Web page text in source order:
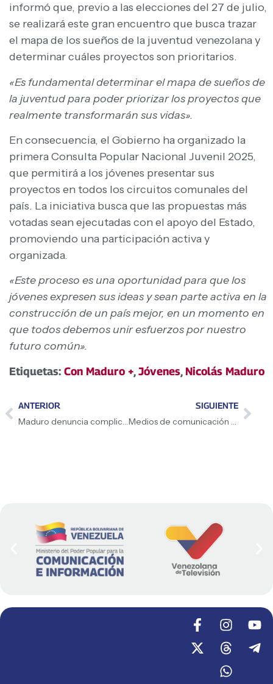
informó que, previo a las elecciones del 27 de julio,
se realizará este gran encuentro que busca trazar
el mapa de los sueños de la juventud venezolana y
determinar cuáles proyectos son prioritarios.
«Es fundamental determinar el mapa de sueños de
la juventud para poder priorizar los proyectos que
realmente transformarán sus vidas».
En consecuencia, el Gobierno ha organizado la
primera Consulta Popular Nacional Juvenil 2025,
que permitirá a los jóvenes presentar sus
proyectos en todos los circuitos comunales del
país. La iniciativa busca que las propuestas más
votadas sean ejecutadas con el apoyo del Estado,
promoviendo una participación activa y
organizada.
«Este proceso es una oportunidad para que los
jóvenes expresen sus ideas y sean parte activa en la
construcción de un país mejor, en un momento en
que todos debemos unir esfuerzos por nuestro
futuro común».
Etiquetas: Con Maduro +,Jóvenes, Nicolás Maduro
ANTERIOR
Maduro denuncia complicidad entre la CIJ y CPI
SIGUIENTE
Medios de comunicación venezolanos rechazan bombardeo israelí